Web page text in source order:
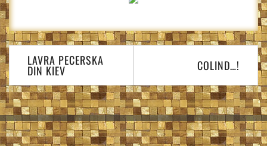
Navigare
în
articole
LAVRA PECERSKA
DIN KIEV COLIND…!